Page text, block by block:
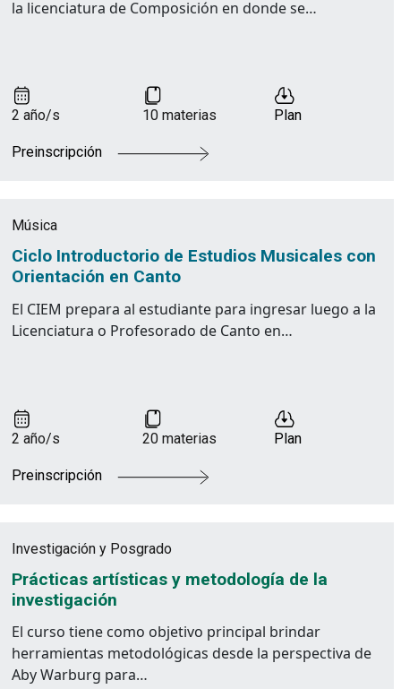
la licenciatura de Composición en donde se…
2 año/s 10 materias Plan
Preinscripción
Música
Ciclo Introductorio de Estudios Musicales con
Orientación en Canto
El CIEM prepara al estudiante para ingresar luego a la
Licenciatura o Profesorado de Canto en…
2 año/s 20 materias Plan
Preinscripción
Investigación y Posgrado
Prácticas artísticas y metodología de la
investigación
El curso tiene como objetivo principal brindar
herramientas metodológicas desde la perspectiva de
Aby Warburg para…